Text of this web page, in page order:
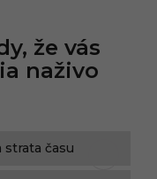
že vás
naživo
času